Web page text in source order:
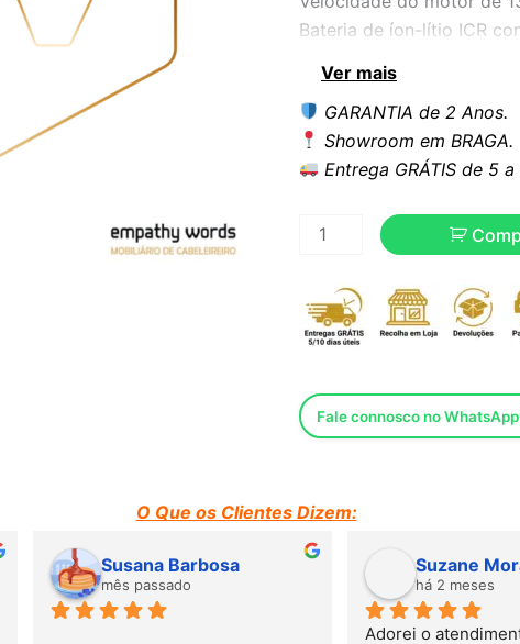
Bateria de íon-lítio ICR
Tempo de carregamento
Design ergonômico e
Lâminas em aço
6 Tamanhos diferentes
A lâmina mantém a
Inclui base de
Ver mais
GARANTIA de 2 Anos.
Showroom em BRAGA.
Entrega GRÁTIS de 5
Fale connosco no WhatsApp
O Que os Clientes Dizem:
Susana Barbosa
mês passado
Suzane Moraes
há 2 meses
Adorei o atendimento.